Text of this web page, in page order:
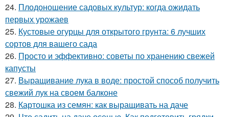
24. Плодоношение садовых культур: когда ожидать
первых урожаев
25. Кустовые огурцы для открытого грунта: 6 лучших
сортов для вашего сада
26. Просто и эффективно: советы по хранению свежей
капусты
27. Выращивание лука в воде: простой способ получить
свежий лук на своем балконе
28. Картошка из семян: как выращивать на даче